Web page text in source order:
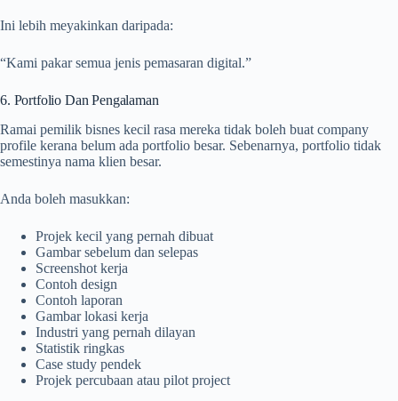
Ini lebih meyakinkan daripada:
“Kami pakar semua jenis pemasaran digital.”
6. Portfolio Dan Pengalaman
Ramai pemilik bisnes kecil rasa mereka tidak boleh buat company
profile kerana belum ada portfolio besar. Sebenarnya, portfolio tidak
semestinya nama klien besar.
Anda boleh masukkan:
Projek kecil yang pernah dibuat
Gambar sebelum dan selepas
Screenshot kerja
Contoh design
Contoh laporan
Gambar lokasi kerja
Industri yang pernah dilayan
Statistik ringkas
Case study pendek
Projek percubaan atau pilot project